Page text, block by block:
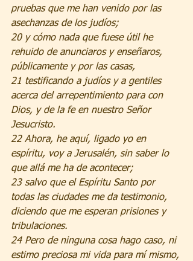
pruebas que me han venido por las
asechanzas de los judíos;
20 y cómo nada que fuese útil he
rehuido de anunciaros y enseñaros,
públicamente y por las casas,
21 testificando a judíos y a gentiles
acerca del arrepentimiento para con
Dios, y de la fe en nuestro Señor
Jesucristo.
22 Ahora, he aquí, ligado yo en
espíritu, voy a Jerusalén, sin saber lo
que allá me ha de acontecer;
23 salvo que el Espíritu Santo por
todas las ciudades me da testimonio,
diciendo que me esperan prisiones y
tribulaciones.
24 Pero de ninguna cosa hago caso, ni
estimo preciosa mi vida para mí mismo,